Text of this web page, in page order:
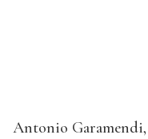
Antonio Garamendi,